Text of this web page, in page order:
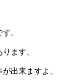
。
ます、
出来ますよ。